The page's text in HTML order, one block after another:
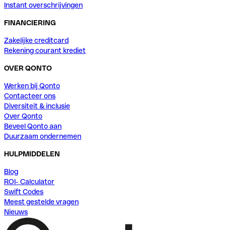
Instant overschrijvingen
FINANCIERING
Zakelijke creditcard
Rekening courant krediet
OVER QONTO
Werken bij Qonto
Contacteer ons
Diversiteit & inclusie
Over Qonto
Beveel Qonto aan
Duurzaam ondernemen
HULPMIDDELEN
Blog
ROI- Calculator
Swift Codes
Meest gestelde vragen
Nieuws